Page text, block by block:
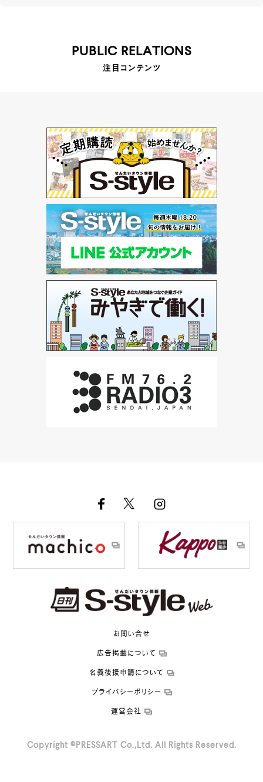
PUBLIC RELATIONS
注目コンテンツ
お問い合せ
広告掲載について
名義後援申請について
プライバシーポリシー
運営会社
Copyright ©PRESSART Co.,Ltd. All Rights Reserved.